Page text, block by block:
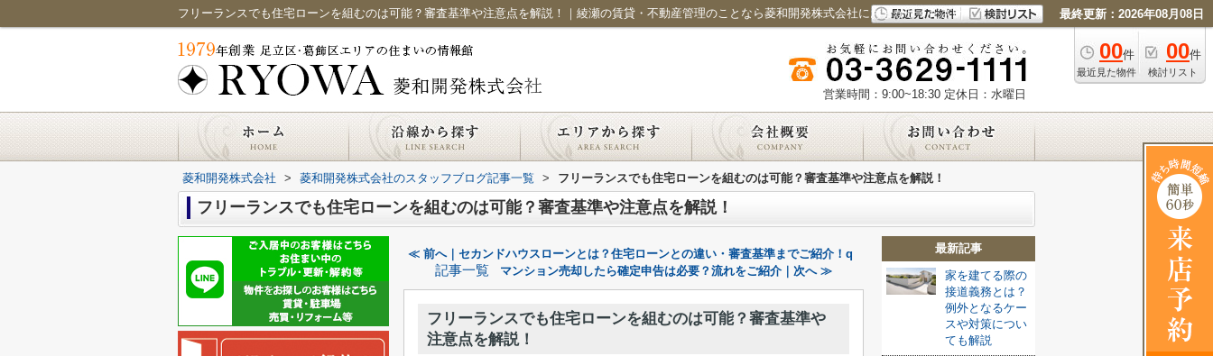
フリーランスでも住宅ローンを組むのは可能？審査基準や注意点を解説！｜綾瀬の賃貸・不動産管理のことなら菱和開発株式会社におまかせください 最終更新：2026年08月08日
00件
最近見た物件
00件
検討リスト
営業時間：9:00~18:30 定休日：水曜日
菱和開発株式会社 > 菱和開発株式会社のスタッフブログ記事一覧 > フリーランスでも住宅ローンを組むのは可能？審査基準や注意点を解説！
フリーランスでも住宅ローンを組むのは可能？審査基準や注意点を解説！
≪ 前へ｜セカンドハウスローンとは？住宅ローンとの違い・審査基準までご紹介！q
記事一覧 マンション売却したら確定申告は必要？流れをご紹介｜次へ ≫
フリーランスでも住宅ローンを組むのは可能？審査基準や
注意点を解説！
最新記事
家を建てる際の
接道義務とは？
例外となるケー
スや対策につい
ても解説